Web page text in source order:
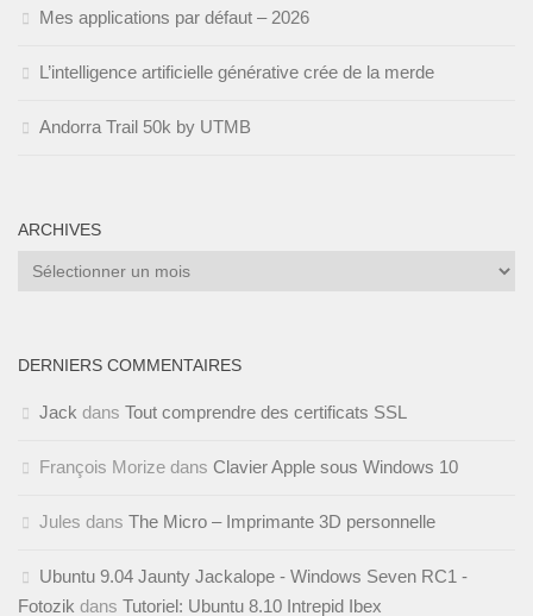
Mes applications par défaut – 2026
L’intelligence artificielle générative crée de la merde
Andorra Trail 50k by UTMB
ARCHIVES
Archives
DERNIERS COMMENTAIRES
Jack dans Tout comprendre des certificats SSL
François Morize dans Clavier Apple sous Windows 10
Jules dans The Micro – Imprimante 3D personnelle
Ubuntu 9.04 Jaunty Jackalope - Windows Seven RC1 -
Fotozik dans Tutoriel: Ubuntu 8.10 Intrepid Ibex